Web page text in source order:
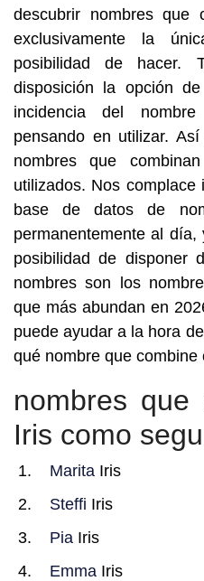
descubrir nombres
exclusivamente la
posibilidad de hacer.
disposición la opción
incidencia del
pensando en utilizar.
nombres que
utilizados. Nos
base de datos de
permanentemente al
posibilidad de disponer
nombres son los
que más abundan en
puede ayudar a la hora
qué nombre que combine
nombres que
Iris como
Marita Iris
Steffi Iris
Pia Iris
Emma Iris